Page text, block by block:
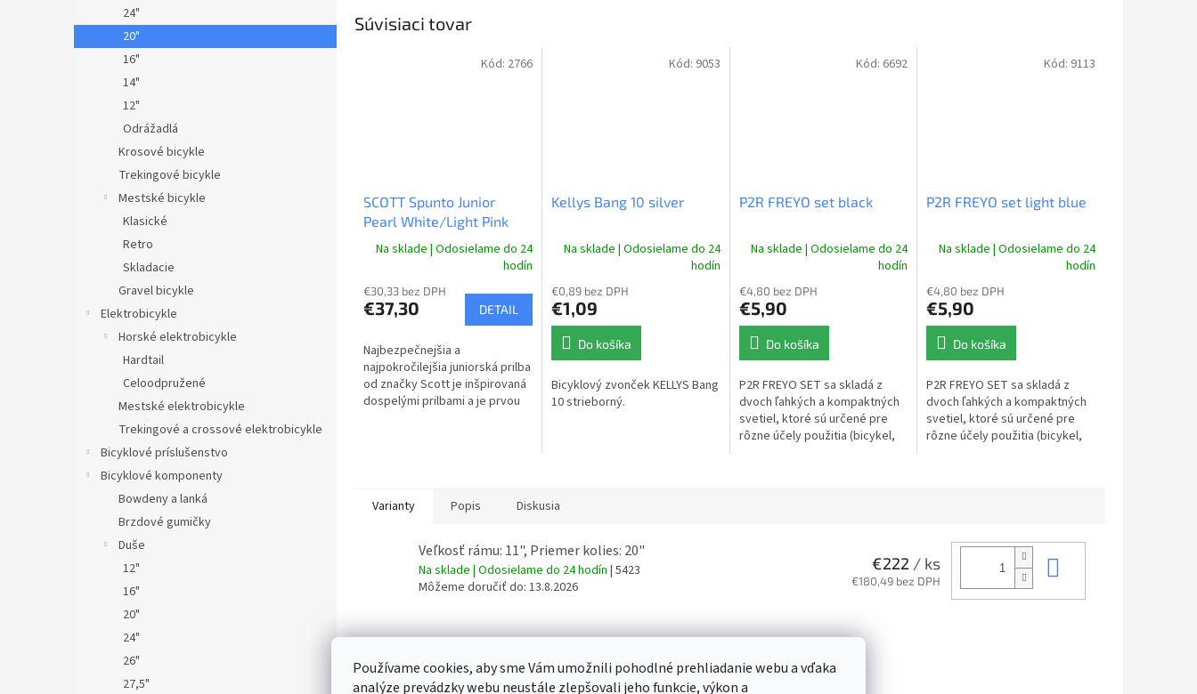
Používame cookies, aby sme Vám umožnili pohodlné prehliadanie webu a vďaka
analýze prevádzky webu neustále zlepšovali jeho funkcie, výkon a
24"
20"
16"
14"
12"
Odrážadlá
Krosové bicykle
Trekingové bicykle
Mestské bicykle
Klasické
Retro
Skladacie
Gravel bicykle
Elektrobicykle
Horské elektrobicykle
Hardtail
Celoodpružené
Mestské elektrobicykle
Trekingové a crossové elektrobicykle
Bicyklové príslušenstvo
Bicyklové komponenty
Bowdeny a lanká
Brzdové gumičky
Duše
12"
16"
20"
24"
26"
27,5"
A
M
O
Súvisiaci tovar
SCOTT Spunto Junior
Pearl White/Light Pink
Na sklade | Odosielame do 24
hodín
€30,33 bez DPH
€37,30 DETAIL
Najbezpečnejšia a
najpokročilejšia juniorská prilba
od značky Scott je inšpirovaná
dospelými prilbami a je prvou
Kód: 2766
Kellys Bang 10 silver
Na sklade | Odosielame do 24
hodín
€0,89 bez DPH
€1,09
Do košíka
Bicyklový zvonček KELLYS Bang
10 strieborný.
Kód: 9053
P2R FREYO set black
Na sklade | Odosielame do 24
hodín
€4,80 bez DPH
€5,90
Do košíka
P2R FREYO SET sa skladá z
dvoch ľahkých a kompaktných
svetiel, ktoré sú určené pre
rôzne účely použitia (bicykel,
Kód: 6692
P2R FREYO set light blue
Na sklade | Odosielame do 24
hodín
€4,80 bez DPH
€5,90
Do košíka
P2R FREYO SET sa skladá z
dvoch ľahkých a kompaktných
svetiel, ktoré sú určené pre
rôzne účely použitia (bicykel,
Kód: 9113
Varianty Popis Diskusia
Veľkosť rámu: 11", Priemer kolies: 20"
Na sklade | Odosielame do 24 hodín | 5423
Môžeme doručiť do: 13.8.2026
€222 / ks
€180,49 bez DPH